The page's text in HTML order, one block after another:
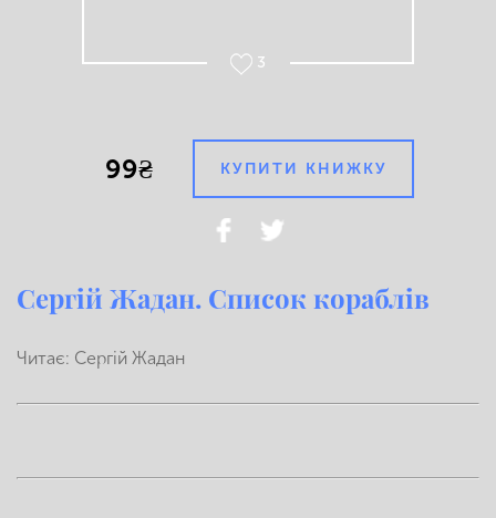
3
99₴ КУПИТИ КНИЖКУ
Сергій Жадан. Список кораблів
Читає: Сергій Жадан